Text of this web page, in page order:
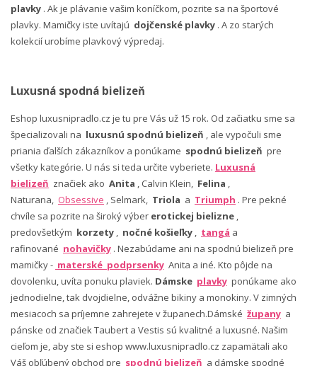
plavky . Ak je plávanie vašim koníčkom, pozrite sa na športové
plavky. Mamičky iste uvítajú dojčenské plavky . A zo starých
kolekcií urobíme plavkový výpredaj.
Luxusná spodná bielizeň
Eshop luxusnipradlo.cz je tu pre Vás už 15 rok. Od začiatku sme sa
špecializovali na luxusnú spodnú bielizeň , ale vypočuli sme
priania ďalších zákazníkov a ponúkame spodnú bielizeň pre
všetky kategórie. U nás si teda určite vyberiete. Luxusná
bielizeň značiek ako Anita , Calvin Klein, Felina ,
Naturana, Obsessive , Selmark, Triola a Triumph . Pre pekné
chvíle sa pozrite na široký výber erotickej bielizne ,
predovšetkým korzety , nočné košieľky , tangá a
rafinované nohavičky . Nezabúdame ani na spodnú bielizeň pre
mamičky - materské podprsenky Anita a iné. Kto pôjde na
dovolenku, uvíta ponuku plaviek. Dámske plavky ponúkame ako
jednodielne, tak dvojdielne, odvážne bikiny a monokiny. V zimných
mesiacoch sa príjemne zahrejete v županech.Dámské župany a
pánske od značiek Taubert a Vestis sú kvalitné a luxusné. Našim
cieľom je, aby ste si eshop www.luxusnipradlo.cz zapamätali ako
Váš obľúbený obchod pre spodnú bielizeň a dámske spodné